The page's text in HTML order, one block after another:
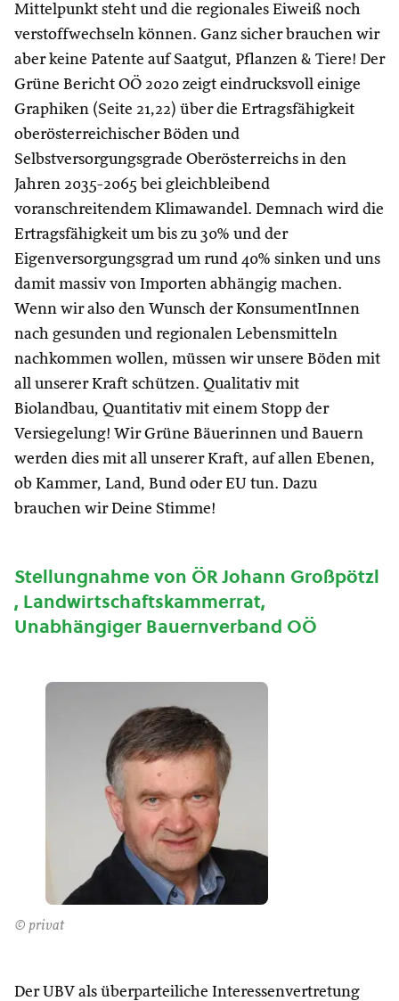
Mittelpunkt steht und die regionales Eiweiß noch
verstoffwechseln können. Ganz sicher brauchen wir
aber keine Patente auf Saatgut, Pflanzen & Tiere! Der
Grüne Bericht OÖ 2020 zeigt eindrucksvoll einige
Graphiken (Seite 21,22) über die Ertragsfähigkeit
oberösterreichischer Böden und
Selbstversorgungsgrade Oberösterreichs in den
Jahren 2035-2065 bei gleichbleibend
voranschreitendem Klimawandel. Demnach wird die
Ertragsfähigkeit um bis zu 30% und der
Eigenversorgungsgrad um rund 40% sinken und uns
damit massiv von Importen abhängig machen.
Wenn wir also den Wunsch der KonsumentInnen
nach gesunden und regionalen Lebensmitteln
nachkommen wollen, müssen wir unsere Böden mit
all unserer Kraft schützen. Qualitativ mit
Biolandbau, Quantitativ mit einem Stopp der
Versiegelung! Wir Grüne Bäuerinnen und Bauern
werden dies mit all unserer Kraft, auf allen Ebenen,
ob Kammer, Land, Bund oder EU tun. Dazu
brauchen wir Deine Stimme!
Stellungnahme von ÖR Johann Großpötzl
, Landwirtschaftskammerrat,
Unabhängiger Bauernverband OÖ
© privat
Der UBV als überparteiliche Interessenvertretung